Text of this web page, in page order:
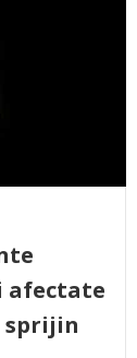
afectate
sprijin